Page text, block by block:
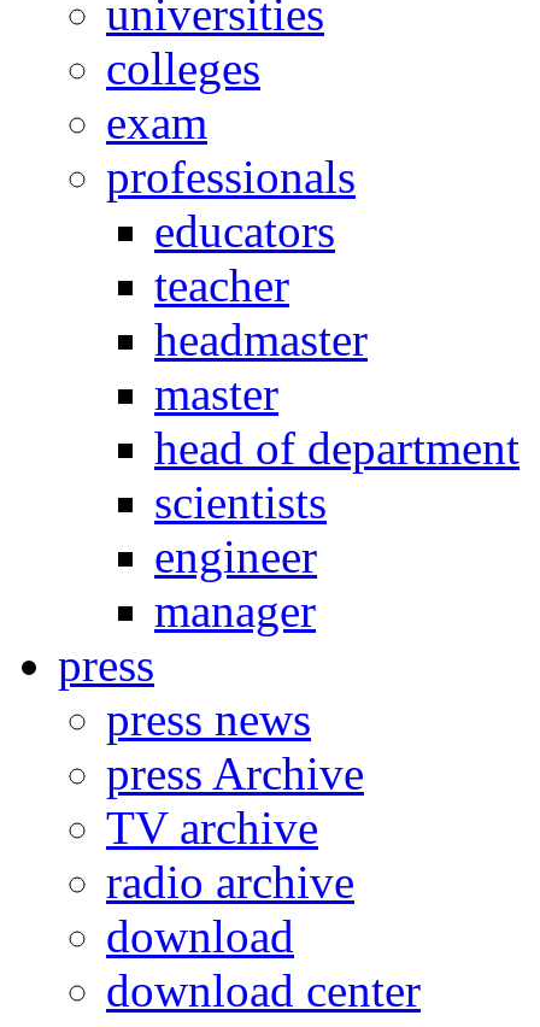
universities
colleges
exam
professionals
educators
teacher
headmaster
master
head of department
scientists
engineer
manager
press
press news
press Archive
TV archive
radio archive
download
download center